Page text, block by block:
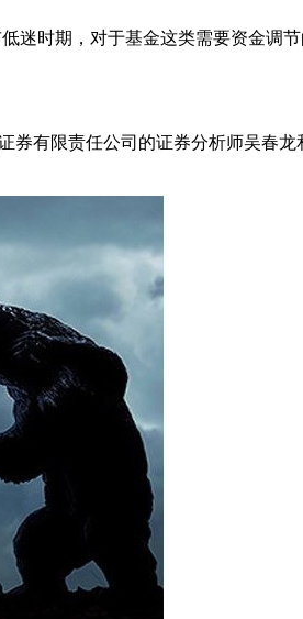
时期，对于基金这类需要资金调节
有限责任公司的证券分析师吴春龙